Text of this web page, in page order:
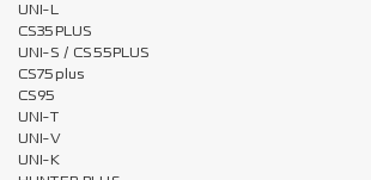
UNI-L
CS35PLUS
UNI-S / CS55PLUS
CS75plus
CS95
UNI-T
UNI-V
UNI-K